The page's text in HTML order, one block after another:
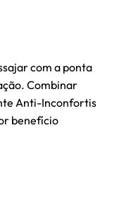
com a ponta
Combinar
Anti-Inconfortis
benefício